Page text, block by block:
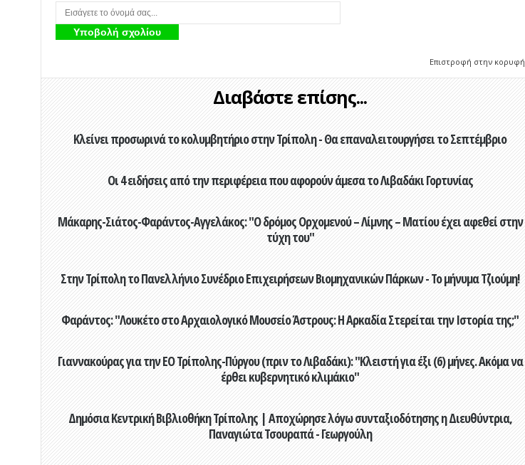
Επιστροφή στην κορυφή
Διαβάστε επίσης...
Κλείνει προσωρινά το κολυμβητήριο στην Τρίπολη - Θα επαναλειτουργήσει το Σεπτέμβριο
Οι 4 ειδήσεις από την περιφέρεια που αφορούν άμεσα το Λιβαδάκι Γορτυνίας
Μάκαρης-Σιάτος-Φαράντος-Αγγελάκος: "Ο δρόμος Ορχομενού – Λίμνης – Ματίου έχει αφεθεί στην
τύχη του"
Στην Τρίπολη το Πανελλήνιο Συνέδριο Επιχειρήσεων Βιομηχανικών Πάρκων - Το μήνυμα Τζιούμη!
Φαράντος: "Λουκέτο στο Αρχαιολογικό Μουσείο Άστρους: Η Αρκαδία Στερείται την Ιστορία της;"
Γιαννακούρας για την EO Τρίπολης-Πύργου (πριν το Λιβαδάκι): "Κλειστή για έξι (6) μήνες. Ακόμα να
έρθει κυβερνητικό κλιμάκιο"
Δημόσια Κεντρική Βιβλιοθήκη Τρίπολης | Αποχώρησε λόγω συνταξιοδότησης η Διευθύντρια,
Παναγιώτα Τσουραπά - Γεωργούλη